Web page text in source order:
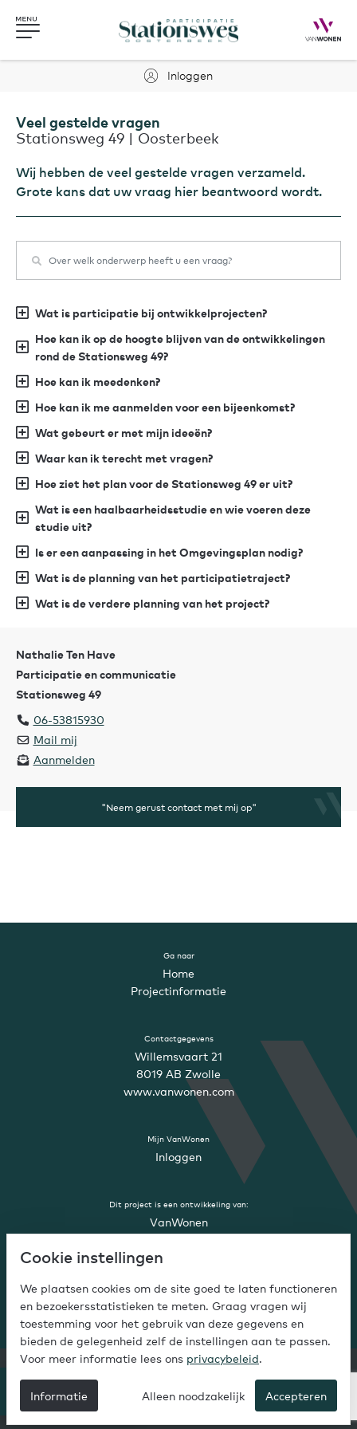
Inloggen
Veel gestelde vragen
Stationsweg 49 | Oosterbeek
Wij hebben de veel gestelde vragen verzameld.
Grote kans dat uw vraag hier beantwoord wordt.
Wat is participatie bij ontwikkelprojecten?
Hoe kan ik op de hoogte blijven van de ontwikkelingen
rond de Stationsweg 49?
Hoe kan ik meedenken?
Hoe kan ik me aanmelden voor een bijeenkomst?
Wat gebeurt er met mijn ideeën?
Waar kan ik terecht met vragen?
Hoe ziet het plan voor de Stationsweg 49 er uit?
Wat is een haalbaarheidsstudie en wie voeren deze
studie uit?
Is er een aanpassing in het Omgevingsplan nodig?
Wat is de planning van het participatietraject?
Wat is de verdere planning van het project?
Nathalie Ten Have
Participatie en communicatie
Stationsweg 49
06-53815930
Mail mij
Aanmelden
"Neem gerust contact met mij op"
Ga naar
Home
Projectinformatie
Contactgegevens
Willemsvaart 21
8019 AB Zwolle
www.vanwonen.com
Mijn VanWonen
Inloggen
Dit project is een ontwikkeling van:
VanWonen
contact?
Disclaimer
Privacy Cookies
Stel een vraag
Cookie instellingen
We plaatsen cookies om de site goed te laten functioneren
en bezoekersstatistieken te meten. Graag vragen wij
toestemming voor het gebruik van deze gegevens en
bieden de gelegenheid zelf de instellingen aan te passen.
Voor meer informatie lees ons privacybeleid.
Informatie Alleen noodzakelijk Accepteren